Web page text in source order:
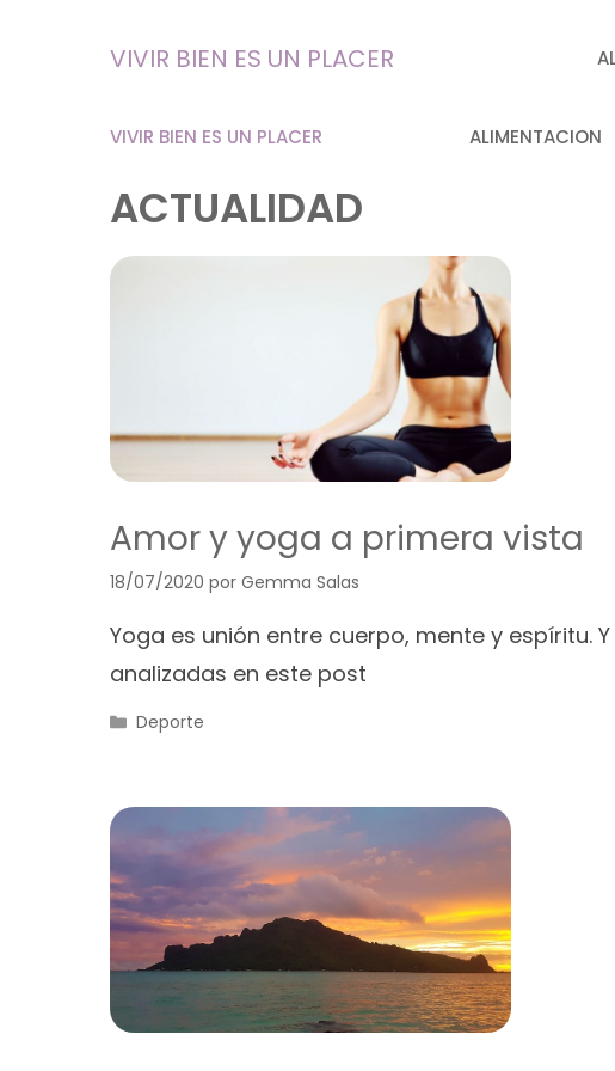
VIVIR BIEN ES UN PLACER
VIVIR BIEN ES UN PLACER ALIMENTACION
ACTUALIDAD
Amor y yoga a primera vista
18/07/2020 por Gemma Salas
Yoga es unión entre cuerpo, mente y espíritu.
analizadas en este post
Categorías
Deporte